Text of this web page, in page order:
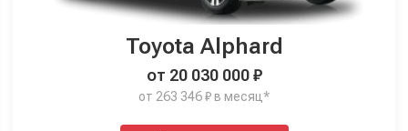
Toyota Alphard
от 20 030 000 ₽
от 263 346 ₽ в месяц*